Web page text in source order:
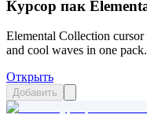
Курсор пак
Elemental Collection
and cool waves in one pack.
Открыть
Добавить